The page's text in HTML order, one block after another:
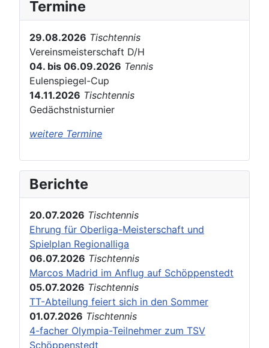
Termine
29.08.2026 Tischtennis
Vereinsmeisterschaft D/H
04. bis 06.09.2026 Tennis
Eulenspiegel-Cup
14.11.2026 Tischtennis
Gedächstnisturnier
weitere Termine
Berichte
20.07.2026 Tischtennis
Ehrung für Oberliga-Meisterschaft und
Spielplan Regionalliga
06.07.2026 Tischtennis
Marcos Madrid im Anflug auf Schöppenstedt
05.07.2026 Tischtennis
TT-Abteilung feiert sich in den Sommer
01.07.2026 Tischtennis
4-facher Olympia-Teilnehmer zum TSV
Schöppenstedt